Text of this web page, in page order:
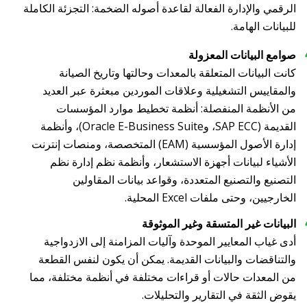
الرقمي والإدارة الفعالة لقاعدة أصوله الضخمة: التجزئة الكاملة
للبيانات الهامة.
صوامع البيانات المعزولة
كانت البيانات المتعلقة بالمعدات وحالتها وتاريخ الصيانة
والمقاييس التشغيلية وعلاقات الموردين مبعثرة عبر العديد
من الأنظمة المنفصلة: أنظمة تخطيط موارد المؤسسات
القديمة (SAP ECC، وOracle E-Business Suite)، وأنظمة
إدارة الأصول المؤسسية (EAM) المتخصصة، ومنصات إنترنت
الأشياء لبيانات أجهزة الاستشعار، وأنظمة نظم إدارة نظم
التصنيع والتصنيع المتعددة، وقواعد بيانات المقاولين
الخارجيين، وحتى ملفات Excel المحلية.
البيانات غير المتسقة وغير الموثوقة
أدى غياب المعايير الموحدة وآليات المزامنة إلى الازدواجية
والتناقضات والبيانات القديمة. يمكن أن يكون لنفس القطعة
من المعدات حالات أو قراءات مختلفة في أنظمة مختلفة، مما
يقوض الثقة في التقارير والتحليلات.